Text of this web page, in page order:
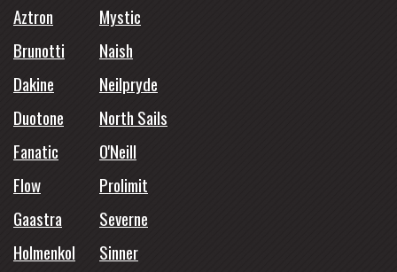
Aztron
Mystic
Brunotti
Naish
Dakine
Neilpryde
Duotone
North Sails
Fanatic
O'Neill
Flow
Prolimit
Gaastra
Severne
Holmenkol
Sinner